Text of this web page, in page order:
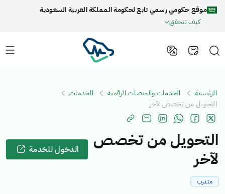
موقع حكومي رسمي تابع لحكومة المملكة العربية السعودية
كيف تتحقق
الرئيسية الخدمات والمنصات الرقمية
الخدمات
التحويل من تخصص لآخر
التحويل من تخصص
لآخر
الدخول للخدمة
متدرب